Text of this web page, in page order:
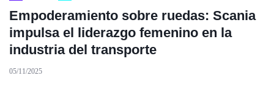
Empoderamiento sobre ruedas: Scania
impulsa el liderazgo femenino en la
industria del transporte
05/11/2025